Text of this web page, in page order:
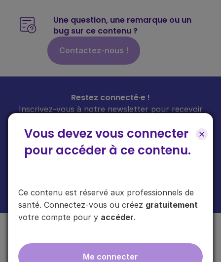
Vous devez vous connecter
pour accéder à ce contenu.
Ce contenu est réservé aux professionnels de
santé. Connectez-vous ou créez gratuitement
votre compte pour y accéder.
Me connecter
Une question, une remarque ou un
bug sur ce contenu ?
Contactez-nous !
Restez connecté·e !
Inscrivez-vous à notre newsletter pour recevoir
votre boîte mail.
Plus d'informations sur l'usage de vos donnéesici.